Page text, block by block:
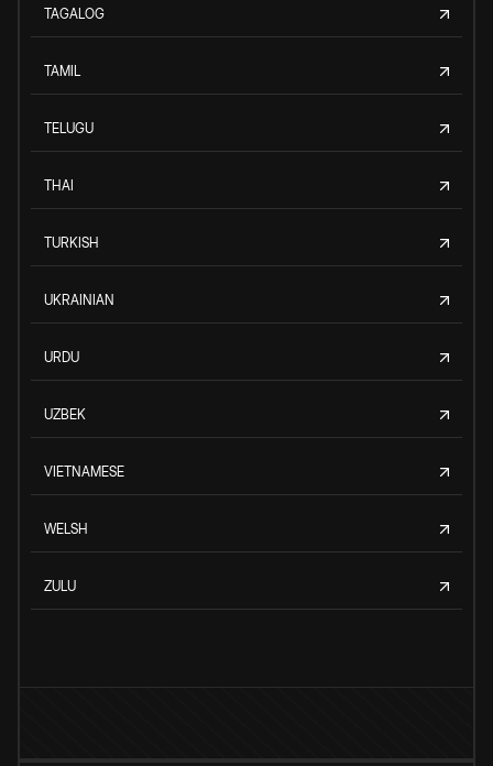
TAGALOG
TAMIL
TELUGU
THAI
TURKISH
UKRAINIAN
URDU
UZBEK
VIETNAMESE
WELSH
ZULU